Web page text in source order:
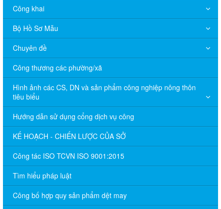
Công khai
Bộ Hồ Sơ Mẫu
Chuyên đề
Công thương các phường/xã
Hình ảnh các CS, DN và sản phẩm công nghiệp nông thôn
tiêu biểu
Hướng dẫn sử dụng cổng dịch vụ công
KẾ HOẠCH - CHIẾN LƯỢC CỦA SỞ
Công tác ISO TCVN ISO 9001:2015
Tìm hiểu pháp luật
Công bố hợp quy sản phẩm dệt may